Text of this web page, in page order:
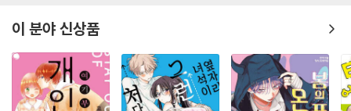
이 분야 신상품